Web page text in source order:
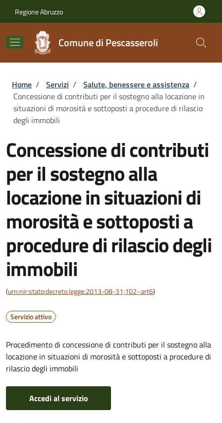
Regione Abruzzo
Comune di Pescasseroli
Briciole di pane
Home / Servizi / Salute, benessere e assistenza /
Concessione di contributi per il sostegno alla locazione in
situazioni di morosità e sottoposti a procedure di rilascio
degli immobili
Concessione di contributi
per il sostegno alla
locazione in situazioni di
morosità e sottoposti a
procedure di rilascio degli
immobili
(urn:nir:stato:decreto.legge:2013-08-31;102~art6)
Servizio attivo
Procedimento di concessione di contributi per il sostegno alla
locazione in situazioni di morosità e sottoposti a procedure di
rilascio degli immobili
Accedi al servizio